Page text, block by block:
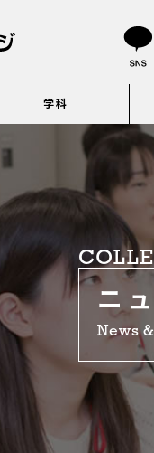
学科
ニ
News